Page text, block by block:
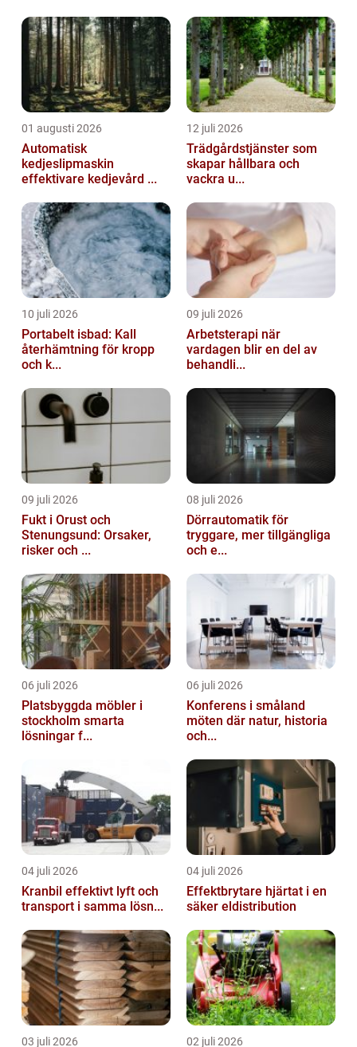
01 augusti 2026
Automatisk
kedjeslipmaskin
effektivare kedjevård ...
12 juli 2026
Trädgårdstjänster som
skapar hållbara och
vackra u...
10 juli 2026
Portabelt isbad: Kall
återhämtning för kropp
och k...
09 juli 2026
Arbetsterapi när
vardagen blir en del av
behandli...
09 juli 2026
Fukt i Orust och
Stenungsund: Orsaker,
risker och ...
08 juli 2026
Dörrautomatik för
tryggare, mer tillgängliga
och e...
06 juli 2026
Platsbyggda möbler i
stockholm smarta
lösningar f...
06 juli 2026
Konferens i småland
möten där natur, historia
och...
04 juli 2026
Kranbil effektivt lyft och
transport i samma lösn...
04 juli 2026
Effektbrytare hjärtat i en
säker eldistribution
03 juli 2026 02 juli 2026